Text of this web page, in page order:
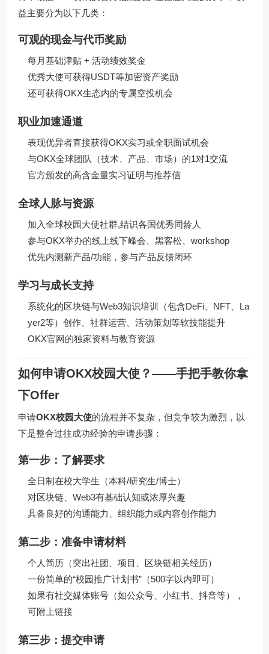
益主要分为以下几类：
可观的现金与代币奖励
每月基础津贴 + 活动绩效奖金
优秀大使可获得USDT等加密资产奖励
还可获得OKX生态内的专属空投机会
职业加速通道
表现优异者直接获得OKX实习或全职面试机会
与OKX全球团队（技术、产品、市场）的1对1交流
官方颁发的高含金量实习证明与推荐信
全球人脉与资源
加入全球校园大使社群,结识各国优秀同龄人
参与OKX举办的线上线下峰会、黑客松、workshop
优先内测新产品/功能，参与产品反馈闭环
学习与成长支持
系统化的区块链与Web3知识培训（包含DeFi、NFT、La
yer2等）创作、社群运营、活动策划等软技能提升
OKX官网的独家资料与教育资源
如何申请OKX校园大使？——手把手教你拿
下Offer
申请OKX校园大使的流程并不复杂，但竞争较为激烈，以
下是整合过往成功经验的申请步骤：
第一步：了解要求
全日制在校大学生（本科/研究生/博士）
对区块链、Web3有基础认知或浓厚兴趣
具备良好的沟通能力、组织能力或内容创作能力
第二步：准备申请材料
个人简历（突出社团、项目、区块链相关经历）
一份简单的“校园推广计划书”（500字以内即可）
如果有社交媒体账号（如公众号、小红书、抖音等），
可附上链接
第三步：提交申请